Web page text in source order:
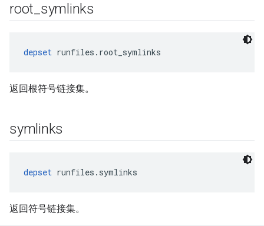
root symlinks
depset runfiles.root_symlinks
返回根符号链接集。
symlinks
depset runfiles.symlinks
返回符号链接集。